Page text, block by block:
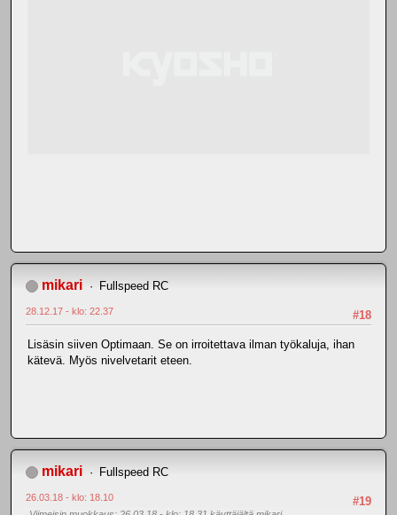
mikari Fullspeed RC
#18
28.12.17 - klo: 22.37
Lisäsin siiven Optimaan. Se on irroitettava ilman työkaluja, ihan
kätevä. Myös nivelvetarit eteen.
mikari Fullspeed RC
#19
26.03.18 - klo: 18.10